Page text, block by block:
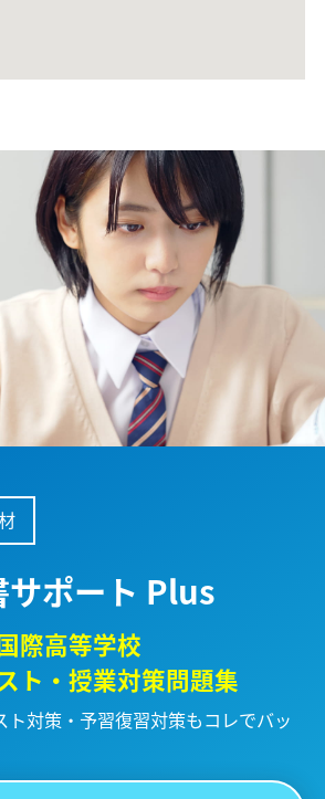
サポート Plus
際高等学校
ト・授業対策問題集
ト対策・予習復習対策もコレでバッ